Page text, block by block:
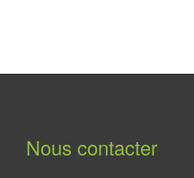
Nous contacter